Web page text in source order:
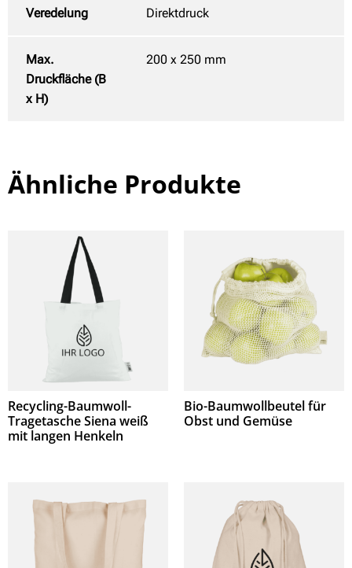
Veredelung Direktdruck
Max.
Druckfläche (B
x H)
200 x 250 mm
Ähnliche Produkte
Recycling-Baumwoll-
Tragetasche Siena weiß
mit langen Henkeln
Bio-Baumwollbeutel für
Obst und Gemüse